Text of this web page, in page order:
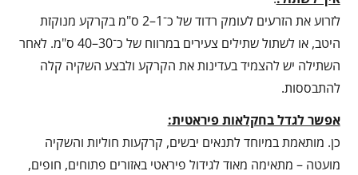
לזרוע את הזרעים לעומק רדוד של כ־1–2 ס"מ בקרקע מנוקזת
היטב, או לשתול שתילים צעירים במרווח של כ־30–40 ס"מ. לאחר
השתילה יש להצמיד בעדינות את הקרקע ולבצע השקיה קלה
להתבססות.
אפשר לגדל בחקלאות פיראטית:
כן. מותאמת במיוחד לתנאים יבשים, קרקעות חוליות והשקיה
מועטה – מתאימה מאוד לגידול פיראטי באזורים פתוחים, חופים,